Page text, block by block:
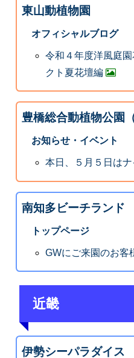
東山動植物園
オフィシャルブログ
令和４年度洋風庭
クト夏花壇編
豊橋総合動植物公園
お知らせ・イベント
本日、５月５日はナ
南知多ビーチランド
トップページ
GWにご来園のお客
近畿
伊勢シーパラダイス